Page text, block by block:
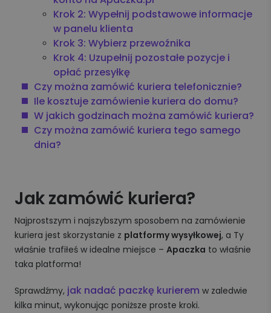
Krok 2: Wypełnij podstawowe informacje
w panelu klienta
Krok 3: Wybierz przewoźnika
Krok 4: Uzupełnij pozostałe pozycje i
opłać przesyłkę
Czy można zamówić kuriera telefonicznie?
Ile kosztuje zamówienie kuriera do domu?
W jakich godzinach można zamówić kuriera?
Czy można zamówić kuriera tego samego
dnia?
Jak zamówić kuriera?
Najprostszym i najszybszym sposobem na zamówienie
kuriera jest skorzystanie z platformy wysyłkowej, a Ty
właśnie trafiłeś w idealne miejsce – Apaczka to właśnie
taka platforma!
Sprawdźmy, jak nadać paczkę kurierem w zaledwie
kilka minut, wykonując poniższe proste kroki.